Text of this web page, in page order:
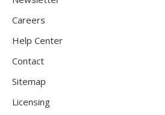
Careers
Help Center
Contact
Sitemap
Licensing